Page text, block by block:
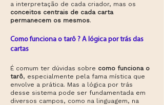
a interpretação de cada criador, mas os
conceitos centrais de cada carta
permanecem os mesmos.
Como funciona o tarô ? A lógica por trás das
cartas
É comum ter dúvidas sobre como funciona o
tarô, especialmente pela fama mística que
envolve a prática. Mas a lógica por trás
desse sistema pode ser fundamentada em
diversos campos, como na linguagem, na